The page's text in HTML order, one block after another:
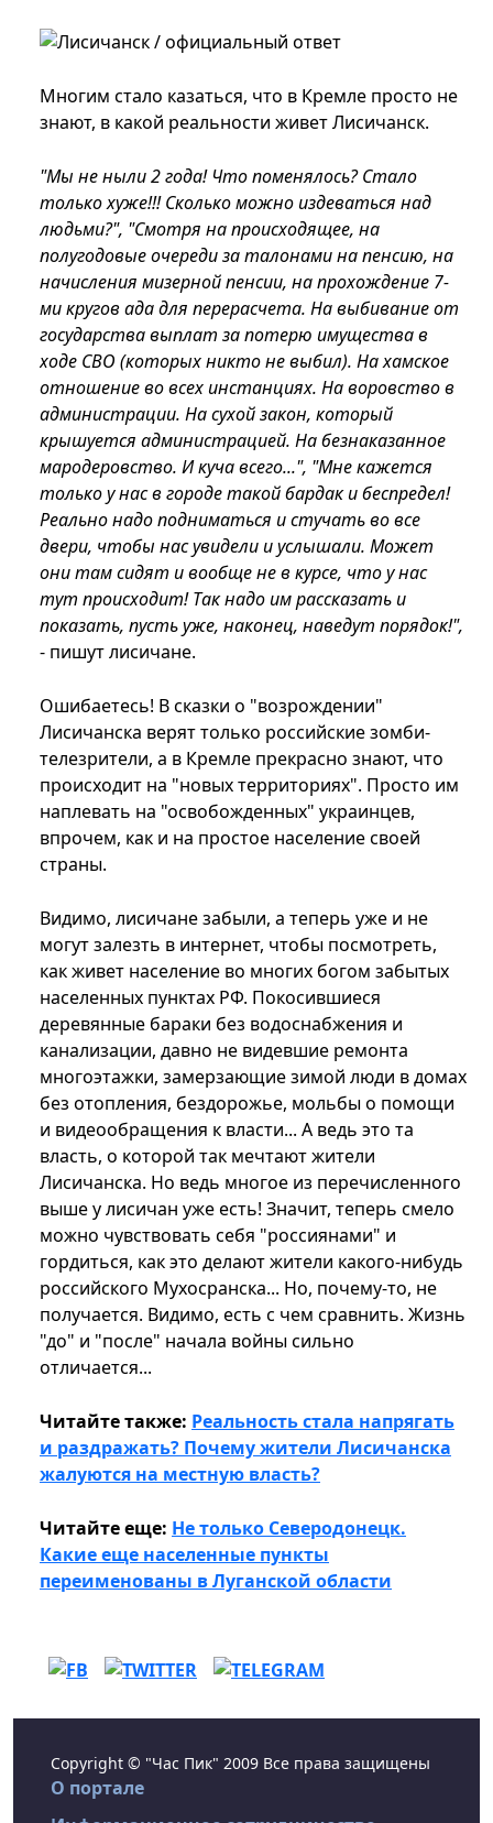
Многим стало казаться, что в Кремле просто не
знают, в какой реальности живет Лисичанск.
"Мы не ныли 2 года! Что поменялось? Стало
только хуже!!! Сколько можно издеваться над
людьми?", "Смотря на происходящее, на
полугодовые очереди за талонами на пенсию, на
начисления мизерной пенсии, на прохождение 7-
ми кругов ада для перерасчета. На выбивание от
государства выплат за потерю имущества в
ходе СВО (которых никто не выбил). На хамское
отношение во всех инстанциях. На воровство в
администрации. На сухой закон, который
крышуется администрацией. На безнаказанное
мародеровство. И куча всего...", "Мне кажется
только у нас в городе такой бардак и беспредел!
Реально надо подниматься и стучать во все
двери, чтобы нас увидели и услышали. Может
они там сидят и вообще не в курсе, что у нас
тут происходит! Так надо им рассказать и
показать, пусть уже, наконец, наведут порядок!",
- пишут лисичане.
Ошибаетесь! В сказки о "возрождении"
Лисичанска верят только российские зомби-
телезрители, а в Кремле прекрасно знают, что
происходит на "новых территориях". Просто им
наплевать на "освобожденных" украинцев,
впрочем, как и на простое население своей
страны.
Видимо, лисичане забыли, а теперь уже и не
могут залезть в интернет, чтобы посмотреть,
как живет население во многих богом забытых
населенных пунктах РФ. Покосившиеся
деревянные бараки без водоснабжения и
канализации, давно не видевшие ремонта
многоэтажки, замерзающие зимой люди в домах
без отопления, бездорожье, мольбы о помощи
и видеообращения к власти... А ведь это та
власть, о которой так мечтают жители
Лисичанска. Но ведь многое из перечисленного
выше у лисичан уже есть! Значит, теперь смело
можно чувствовать себя "россиянами" и
гордиться, как это делают жители какого-нибудь
российского Мухосранска... Но, почему-то, не
получается. Видимо, есть с чем сравнить. Жизнь
"до" и "после" начала войны сильно
отличается...
Читайте также: Реальность стала напрягать
и раздражать? Почему жители Лисичанска
жалуются на местную власть?
Читайте еще: Не только Северодонецк.
Какие еще населенные пункты
переименованы в Луганской области
Copyright © "Час Пик" 2009 Все права защищены
О портале